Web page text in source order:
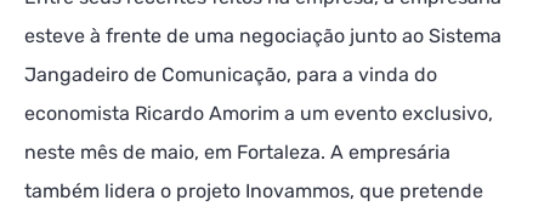
esteve à frente de uma negociação junto ao Sistema
Jangadeiro de Comunicação, para a vinda do
economista Ricardo Amorim a um evento exclusivo,
neste mês de maio, em Fortaleza. A empresária
também lidera o projeto Inovammos, que pretende